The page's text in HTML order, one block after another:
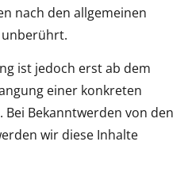
nach den allgemeinen
unberührt.
ist jedoch erst ab dem
einer konkreten
Bekanntwerden von den
wir diese Inhalte